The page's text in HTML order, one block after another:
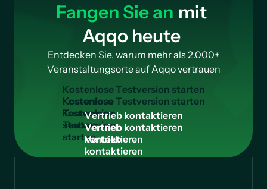
Fangen Sie an mit
Aqqo heute
Entdecken Sie, warum mehr als 2.000+
Veranstaltungsorte auf Aqqo vertrauen
KostenloseTestversion starten
Kostenlose
Testversion
starten
Vertrieb kontaktieren
Vertrieb
kontaktieren